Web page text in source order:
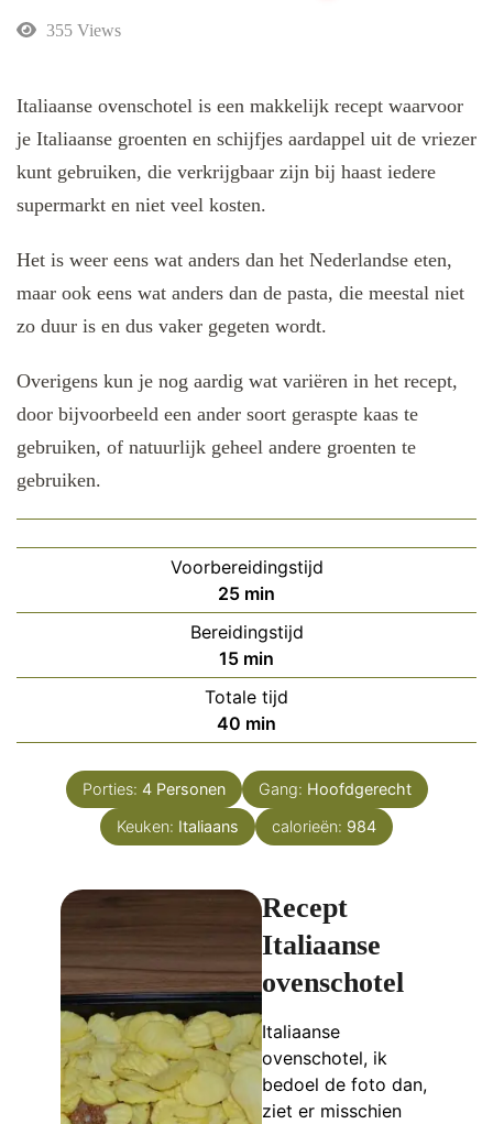
355 Views
Italiaanse ovenschotel is een makkelijk recept waarvoor
je Italiaanse groenten en schijfjes aardappel uit de vriezer
kunt gebruiken, die verkrijgbaar zijn bij haast iedere
supermarkt en niet veel kosten.
Het is weer eens wat anders dan het Nederlandse eten,
maar ook eens wat anders dan de pasta, die meestal niet
zo duur is en dus vaker gegeten wordt.
Overigens kun je nog aardig wat variëren in het recept,
door bijvoorbeeld een ander soort geraspte kaas te
gebruiken, of natuurlijk geheel andere groenten te
gebruiken.
Voorbereidingstijd
25minuten
min
Bereidingstijd
15minuten
min
Totale tijd
40 minuten
min
Porties: 4 Personen Gang: Hoofdgerecht
Keuken: Italiaans calorieën: 984
Recept
Italiaanse
ovenschotel
Italiaanse
ovenschotel, ik
bedoel de foto dan,
ziet er misschien